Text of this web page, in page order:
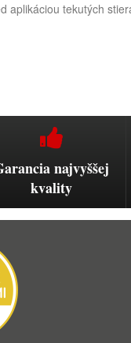
aplikáciou tekutých
najvyššej
kvality